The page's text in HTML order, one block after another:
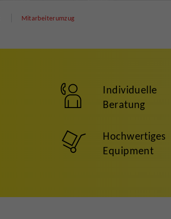
Mitarbeiterumzug
Individuelle
Beratung
Hochwertiges
Equipment